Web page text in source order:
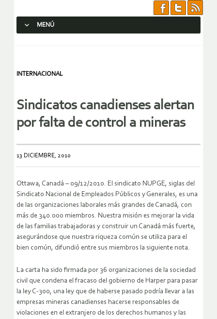
MENÚ
INTERNACIONAL
Sindicatos canadienses alertan
por falta de control a mineras
13 DICIEMBRE, 2010
Ottawa, Canadá – 09/12/2010. El sindicato NUPGE, siglas del
Sindicato Nacional de Empleados Públicos y Generales, es una
de las organizaciones laborales más grandes de Canadá, con
más de 340.000 miembros. Nuestra misión es mejorar la vida
de las familias trabajadoras y construir un Canadá más fuerte,
asegurándose que nuestra riqueza común se utiliza para el
bien común, difundió entre sus miembros la siguiente nota.
La carta ha sido firmada por 36 organizaciones de la sociedad
civil que condena el fracaso del gobierno de Harper para pasar
la ley C-300, una ley que de haberse pasado podría llevar a las
empresas mineras canadienses hacerse responsables de
violaciones en el extranjero de los derechos humanos y las